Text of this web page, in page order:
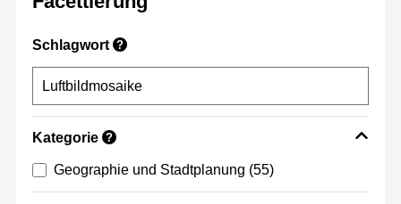
Schlagwort ?
Kategorie ?
Geographie und Stadtplanung (55)